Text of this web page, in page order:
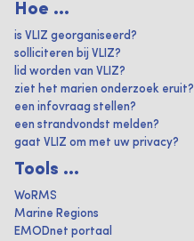
Hoe ...
is VLIZ georganiseerd?
solliciteren bij VLIZ?
lid worden van VLIZ?
ziet het marien onderzoek eruit?
een infovraag stellen?
een strandvondst melden?
gaat VLIZ om met uw privacy?
Tools ...
WoRMS
Marine Regions
EMODnet portaal